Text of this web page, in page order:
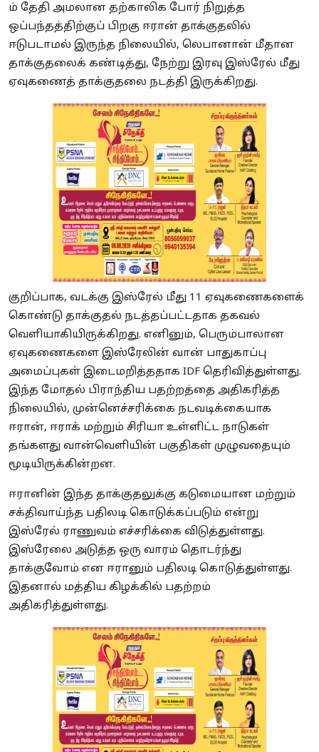
ம் தேதி அமலான தற்காலிக போர் நிறுத்த
ஒப்பந்தத்திற்குப் பிறகு ஈரான் தாக்குதலில்
ஈடுபடாமல் இருந்த நிலையில், லெபானான் மீதான
தாக்குதலைக் கண்டித்து, நேற்று இரவு இஸ்ரேல் மீது
ஏவுகணைத் தாக்குதலை நடத்தி இருக்கிறது.
குறிப்பாக, வடக்கு இஸ்ரேல் மீது 11 ஏவுகணைகளைக்
கொண்டு தாக்குதல் நடத்தப்பட்டதாக தகவல்
வெளியாகியிருக்கிறது. எனினும், பெரும்பாலான
ஏவுகணைகளை இஸ்ரேலின் வான் பாதுகாப்பு
அமைப்புகள் இடைமறித்ததாக IDF தெரிவித்துள்ளது.
இந்த மோதல் பிராந்திய பதற்றத்தை அதிகரித்த
நிலையில், முன்னெச்சரிக்கை நடவடிக்கையாக
ஈரான், ஈராக் மற்றும் சிரியா உள்ளிட்ட நாடுகள்
தங்களது வான்வெளியின் பகுதிகள் முழுவதையும்
மூடியிருக்கின்றன.
ஈரானின் இந்த தாக்குதலுக்கு கடுமையான மற்றும்
சக்திவாய்ந்த பதிலடி கொடுக்கப்படும் என்று
இஸ்ரேல் ராணுவம் எச்சரிக்கை விடுத்துள்ளது.
இஸ்ரேலை அடுத்த ஒரு வாரம் தொடர்ந்து
தாக்குவோம் என ஈரானும் பதிலடி கொடுத்துள்ளது.
இதனால் மத்திய கிழக்கில் பதற்றம்
அதிகரித்துள்ளது.